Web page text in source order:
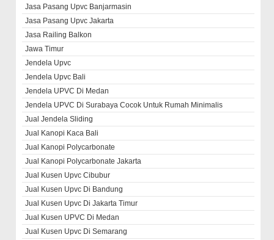
Jasa Pasang Upvc Banjarmasin
Jasa Pasang Upvc Jakarta
Jasa Railing Balkon
Jawa Timur
Jendela Upvc
Jendela Upvc Bali
Jendela UPVC Di Medan
Jendela UPVC Di Surabaya Cocok Untuk Rumah Minimalis
Jual Jendela Sliding
Jual Kanopi Kaca Bali
Jual Kanopi Polycarbonate
Jual Kanopi Polycarbonate Jakarta
Jual Kusen Upvc Cibubur
Jual Kusen Upvc Di Bandung
Jual Kusen Upvc Di Jakarta Timur
Jual Kusen UPVC Di Medan
Jual Kusen Upvc Di Semarang